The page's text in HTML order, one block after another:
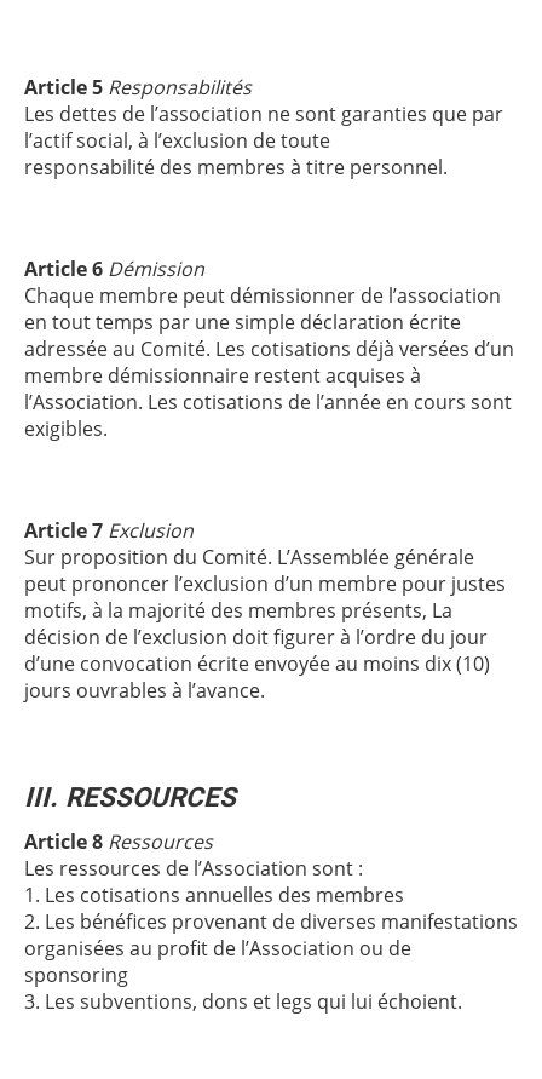
Article 5 Responsabilités
Les dettes de l’association ne sont garanties que par
l’actif social, à l’exclusion de toute
responsabilité des membres à titre personnel.
Article 6 Démission
Chaque membre peut démissionner de l’association
en tout temps par une simple déclaration écrite
adressée au Comité. Les cotisations déjà versées d’un
membre démissionnaire restent acquises à
l’Association. Les cotisations de l’année en cours sont
exigibles.
Article 7 Exclusion
Sur proposition du Comité. L’Assemblée générale
peut prononcer l’exclusion d’un membre pour justes
motifs, à la majorité des membres présents, La
décision de l’exclusion doit figurer à l’ordre du jour
d’une convocation écrite envoyée au moins dix (10)
jours ouvrables à l’avance.
III. RESSOURCES
Article 8 Ressources
Les ressources de l’Association sont :
1. Les cotisations annuelles des membres
2. Les bénéfices provenant de diverses manifestations
organisées au profit de l’Association ou de
sponsoring
3. Les subventions, dons et legs qui lui échoient.